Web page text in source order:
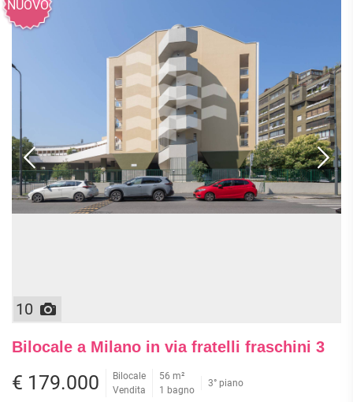
10
NUOVO
Bilocale a Milano in via fratelli fraschini 3
€ 179.000
Bilocale
Vendita
56 m²
1 bagno
3° piano